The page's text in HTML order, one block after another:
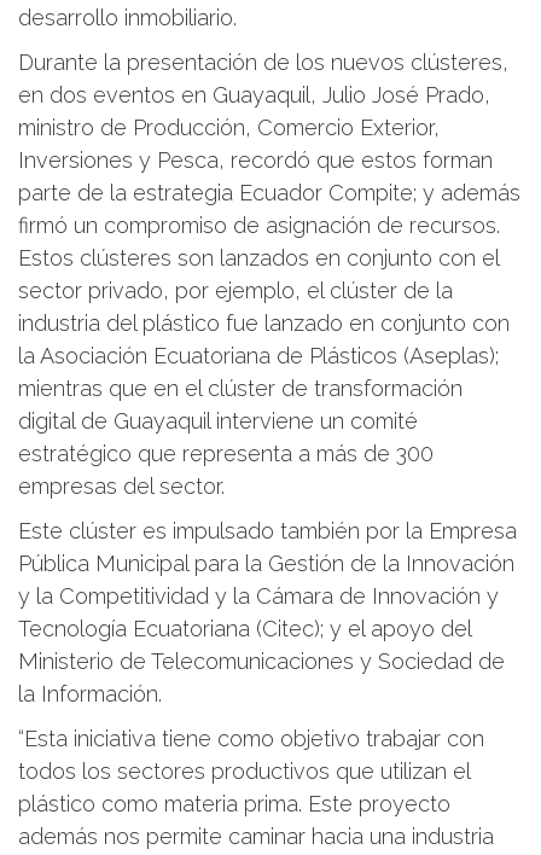
desarrollo inmobiliario.
Durante la presentación de los nuevos clústeres,
en dos eventos en Guayaquil, Julio José Prado,
ministro de Producción, Comercio Exterior,
Inversiones y Pesca, recordó que estos forman
parte de la estrategia Ecuador Compite; y además
firmó un compromiso de asignación de recursos.
Estos clústeres son lanzados en conjunto con el
sector privado, por ejemplo, el clúster de la
industria del plástico fue lanzado en conjunto con
la Asociación Ecuatoriana de Plásticos (Aseplas);
mientras que en el clúster de transformación
digital de Guayaquil interviene un comité
estratégico que representa a más de 300
empresas del sector.
Este clúster es impulsado también por la Empresa
Pública Municipal para la Gestión de la Innovación
y la Competitividad y la Cámara de Innovación y
Tecnología Ecuatoriana (Citec); y el apoyo del
Ministerio de Telecomunicaciones y Sociedad de
la Información.
“Esta iniciativa tiene como objetivo trabajar con
todos los sectores productivos que utilizan el
plástico como materia prima. Este proyecto
además nos permite caminar hacia una industria